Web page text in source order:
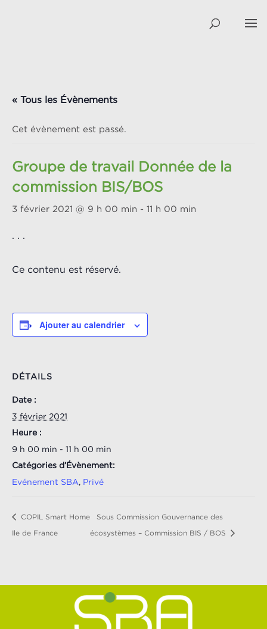
« Tous les Évènements
Cet évènement est passé.
Groupe de travail Donnée de la
commission BIS/BOS
3 février 2021 @ 9 h 00 min - 11 h 00 min
. . .
Ce contenu est réservé.
Ajouter au calendrier
DÉTAILS
Date :
3 février 2021
Heure :
9 h 00 min - 11 h 00 min
Catégories d’Évènement:
Evénement SBA, Privé
COPIL Smart Home
Ile de France
Sous Commission Gouvernance des
écosystèmes – Commission BIS / BOS